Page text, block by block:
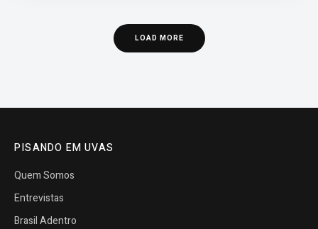
LOAD MORE
PISANDO EM UVAS
Quem Somos
Entrevistas
Brasil Adentro